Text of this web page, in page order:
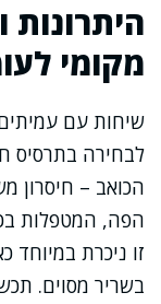
מקומי
שיחות עם
לבחירה בתרסיס
הכואב – חיסרון
הפה, המטפלות
זו ניכרת
בשריר מסוים.